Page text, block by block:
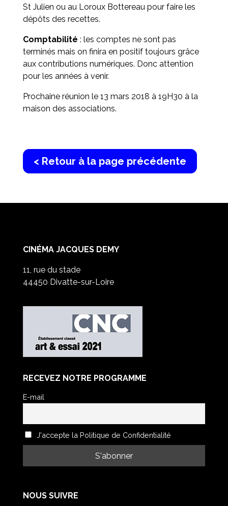
St Julien ou au Loroux Bottereau pour faire les
dépôts des recettes.
Comptabilité : les comptes ne sont pas
terminés mais on finira en positif toujours grâce
aux contributions numériques. Donc attention
pour les années à venir.
Prochaine réunion le 13 mars 2018 à 19H30 à la
maison des associations.
< Retour à la page précédente
CINÉMA JACQUES DEMY
11, rue du stade
44450 Divatte-sur-Loire
RECEVEZ NOTRE PROGRAMME
E-mail
J'accepte la Politique de Confidentialité
NOUS SUIVRE